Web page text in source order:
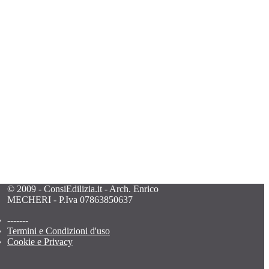
© 2009 - ConsiEdilizia.it - Arch. Enrico
MECHERI - P.Iva 07863850637
-------
Termini e Condizioni d'uso
Cookie e Privacy